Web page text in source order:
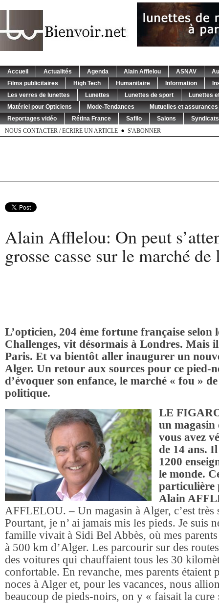
Accueil Actualités Agenda Alain Afflelou ASNAV
Films publicitaires
High Tech Humanitaire Information
Les verres de lunettes
Lunettes Lunettes de sport
Lunettes
Matériel pour Opticiens
Mode-Tendances
Mutuelles et
Reportages vidéo
Rétina France Safilo Salons
Syndicats
NOUS CONTACTER / ECRIRE UN ARTICLE
S'ABONNER
Alain Afflelou: On peut
grosse casse sur le marché de
L’opticien, 204 ème fortune française selon
Challenges, vit désormais à Londres. Mais
Paris. Et va bientôt aller inaugurer un
Alger. Un retour aux sources pour ce pied-
d’évoquer son enfance, le marché « fou »
politique.
LE
un magasin
vous avez
de 14 ans.
1200
le monde.
particulière
Alain
AFFLELOU. – Un magasin à Alger, c’est très
Pourtant, je n’ ai jamais mis les pieds. Je suis
famille vivait à Sidi Bel Abbès, où mes
à 500 km d’Alger. Les parcourir sur des
des voitures qui chauffaient tous les 30
confortable. En revanche, mes parents étaient
noces à Alger et, pour les vacances, nous
beaucoup de pieds-noirs, on y « faisait la cure